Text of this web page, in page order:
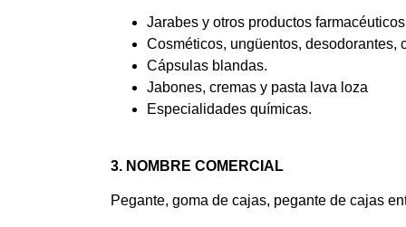
Jarabes y otros productos
Cosméticos, ungüentos, desodorantes,
Cápsulas blandas.
Jabones, cremas y pasta lava loza
Especialidades químicas.
3. NOMBRE COMERCIAL
Pegante, goma de cajas, pegante de cajas